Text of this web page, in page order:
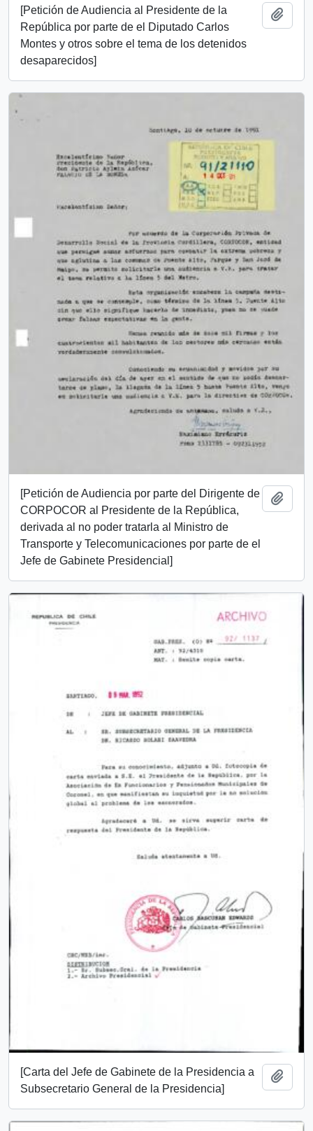
[Petición de Audiencia al Presidente de la
República por parte de el Diputado Carlos
Montes y otros sobre el tema de los detenidos
desaparecidos]
[Petición de Audiencia por parte del Dirigente de
CORPOCOR al Presidente de la República,
derivada al no poder tratarla al Ministro de
Transporte y Telecomunicaciones por parte de el
Jefe de Gabinete Presidencial]
[Carta del Jefe de Gabinete de la Presidencia a
Subsecretario General de la Presidencia]